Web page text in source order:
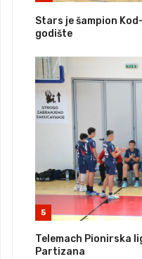
Stars je šampion
godište
5
Telemach Pionirska
Partizana